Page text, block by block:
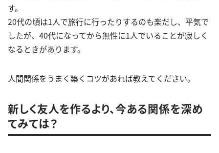
す。
20代の頃は1人で旅行に行ったりするのも楽だし、平気で
したが、40代になってから無性に1人でいることが寂しく
なるときがあります。
人間関係をうまく築くコツがあれば教えてください。
新しく友人を作るより、今ある関係を深め
てみては？